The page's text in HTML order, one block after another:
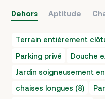
Dehors Aptitude
Terrain entièrement
Parking privé
Douche
Jardin soigneusement
chaises longues (8)